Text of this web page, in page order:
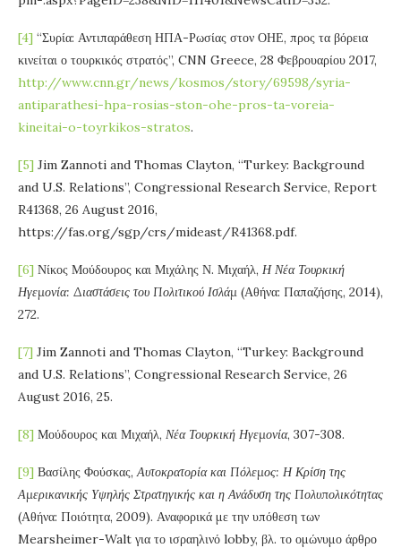
[4] “Συρία: Αντιπαράθεση ΗΠΑ-Ρωσίας στον ΟΗΕ, προς τα βόρεια
κινείται ο τουρκικός στρατός”, CNN Greece, 28 Φεβρουαρίου 2017,
http://www.cnn.gr/news/kosmos/story/69598/syria-
antiparathesi-hpa-rosias-ston-ohe-pros-ta-voreia-
kineitai-o-toyrkikos-stratos.
[5] Jim Zannoti and Thomas Clayton, “Turkey: Background
and U.S. Relations”, Congressional Research Service, Report
R41368, 26 August 2016,
https://fas.org/sgp/crs/mideast/R41368.pdf.
[6] Νίκος Μούδουρος και Μιχάλης Ν. Μιχαήλ, Η Νέα Τουρκική
Ηγεμονία: Διαστάσεις του Πολιτικού Ισλάμ (Αθήνα: Παπαζήσης, 2014),
272.
[7] Jim Zannoti and Thomas Clayton, “Turkey: Background
and U.S. Relations”, Congressional Research Service, 26
August 2016, 25.
[8] Μούδουρος και Μιχαήλ, Νέα Τουρκική Ηγεμονία, 307-308.
[9] Βασίλης Φούσκας,Αυτοκρατορία και Πόλεμος: Η Κρίση της
Αμερικανικής Υψηλής Στρατηγικής και η Ανάδυση της Πολυπολικότητας
(Αθήνα: Ποιότητα, 2009). Αναφορικά με την υπόθεση των
Mearsheimer-Walt για το ισραηλινό lobby, βλ. το ομώνυμο άρθρο